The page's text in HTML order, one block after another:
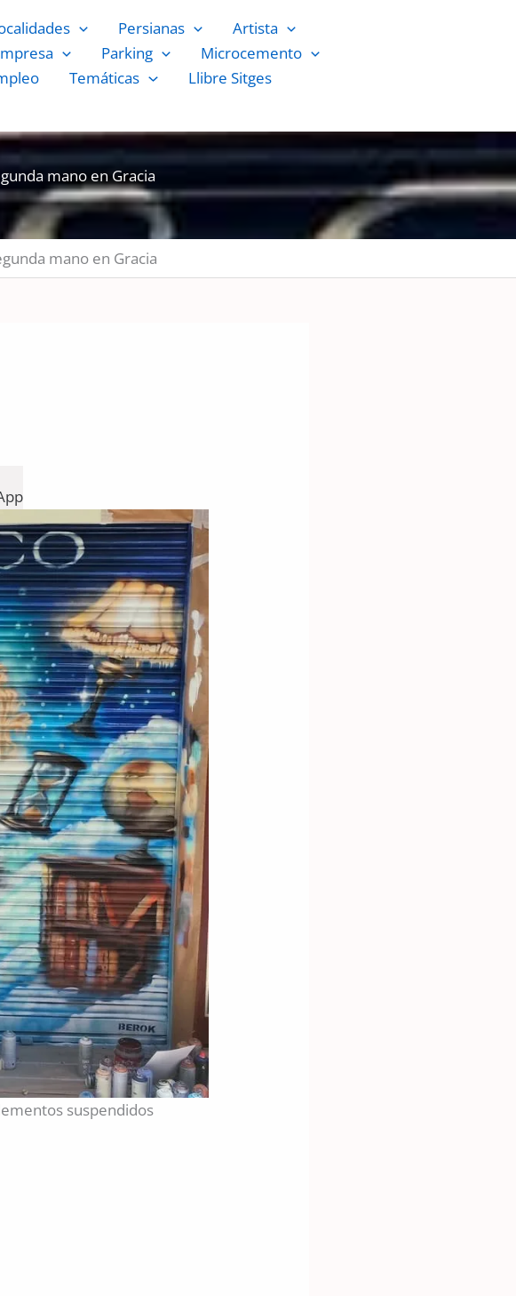
Persianas
Artista
Parking
Microcemento
Temáticas
Llibre Sitges
mano en Gracia
mano en Gracia
suspendidos